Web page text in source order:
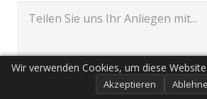
Wir verwenden Cookies, um diese
Akzeptieren